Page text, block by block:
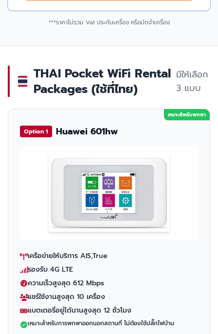
***ราคาไม่รวม Vat ประกันเครื่อง หรือมัดจำเครื่อง
THAI Pocket WiFi Rental
Packages (ใช้ที่ไทย)
มีให้เลือก
3 แบบ
เหมาะสำหรับพกพา
Option 1 Huawei 601hw
เครือข่ายให้บริการ AIS,True
รองรับ 4G LTE
ความเร็วสูงสุด 612 Mbps
แชร์ใช้งานสูงสุด 10 เครื่อง
แบตเตอรี่อยู่ได้นานสูงสุด 12 ชั่วโมง
เหมาะสำหรับการพกพาออกนอกสถานที่ ไม่ต้องใช้ปลั๊กไฟบ้าน